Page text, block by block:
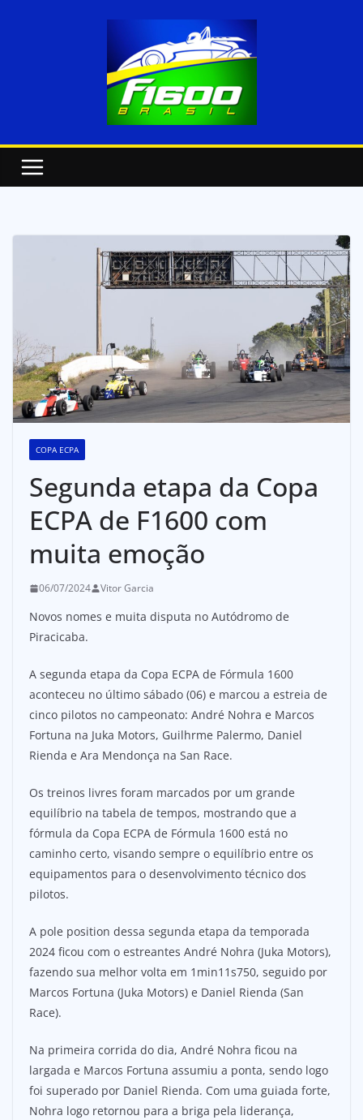
COPA ECPA
Segunda etapa da Copa
ECPA de F1600 com
muita emoção
06/07/2024 Vitor Garcia
Novos nomes e muita disputa no Autódromo de
Piracicaba.
A segunda etapa da Copa ECPA de Fórmula 1600
aconteceu no último sábado (06) e marcou a estreia de
cinco pilotos no campeonato: André Nohra e Marcos
Fortuna na Juka Motors, Guilhrme Palermo, Daniel
Rienda e Ara Mendonça na San Race.
Os treinos livres foram marcados por um grande
equilíbrio na tabela de tempos, mostrando que a
fórmula da Copa ECPA de Fórmula 1600 está no
caminho certo, visando sempre o equilíbrio entre os
equipamentos para o desenvolvimento técnico dos
pilotos.
A pole position dessa segunda etapa da temporada
2024 ficou com o estreantes André Nohra (Juka Motors),
fazendo sua melhor volta em 1min11s750, seguido por
Marcos Fortuna (Juka Motors) e Daniel Rienda (San
Race).
Na primeira corrida do dia, André Nohra ficou na
largada e Marcos Fortuna assumiu a ponta, sendo logo
foi superado por Daniel Rienda. Com uma guiada forte,
Nohra logo retornou para a briga pela liderança,